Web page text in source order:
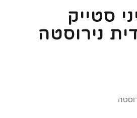
סטייק
נירוסטה